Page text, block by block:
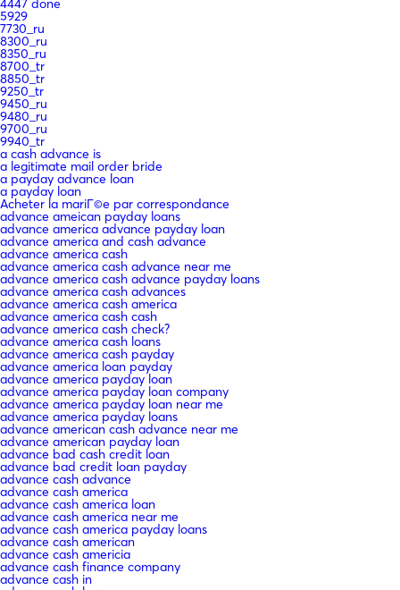
5929
7730_ru
8300_ru
8350_ru
8700_tr
8850_tr
9250_tr
9450_ru
9480_ru
9700_ru
9940_tr
a cash advance is
a legitimate mail order bride
a payday advance loan
a payday loan
Acheter la mariГ©e par correspondance
advance ameican payday loans
advance america advance payday loan
advance america and cash advance
advance america cash
advance america cash advance near me
advance america cash advance payday loans
advance america cash advances
advance america cash america
advance america cash cash
advance america cash check?
advance america cash loans
advance america cash payday
advance america loan payday
advance america payday loan
advance america payday loan company
advance america payday loan near me
advance america payday loans
advance american cash advance near me
advance american payday loan
advance bad cash credit loan
advance bad credit loan payday
advance cash advance
advance cash america
advance cash america loan
advance cash america near me
advance cash america payday loans
advance cash american
advance cash americia
advance cash finance company
advance cash in